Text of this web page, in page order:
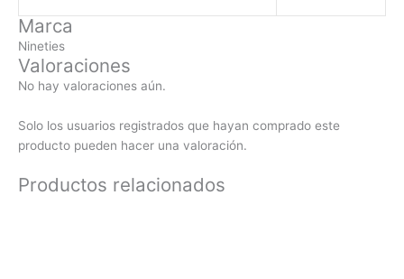
Marca
Nineties
Valoraciones
No hay valoraciones aún.
Solo los usuarios registrados que hayan comprado este
producto pueden hacer una valoración.
Productos relacionados